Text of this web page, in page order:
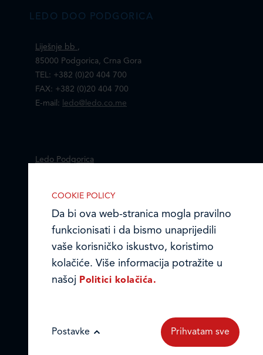
LEDO DOO PODGORICA
Liješnje bb ,
85000 Podgorica, Crna Gora
TEL: +382 (0)20 404 700
FAX: +382 (0)20 404 700
E-mail:
ledo@ledo.co.me
Ledo Podgorica
Obavještenje o privatnosti i kolačići
© LEDO DOO PODGORICA 2026.
COOKIE POLICY
Da bi ova web-stranica mogla pravilno
funkcionisati i da bismo unaprijedili
vaše korisničko iskustvo, koristimo
kolačiće. Više informacija potražite u
našoj Politici kolačića.
IZABERITE KOLAČIĆE NA STRANICI
Omogućite ili onemogućite web-
stranici upotrebu funkcionalnih i/ili
reklamnih kolačića opisanih u nastavku:
Postavke Prihvatam sve